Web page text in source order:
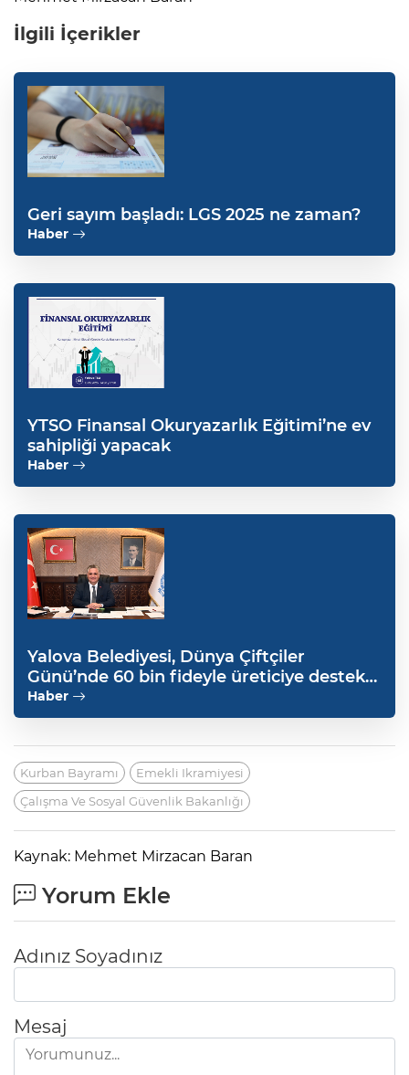
İlgili İçerikler
Geri sayım başladı: LGS 2025 ne zaman?
Haber
YTSO Finansal Okuryazarlık Eğitimi’ne ev
sahipliği yapacak
Haber
Yalova Belediyesi, Dünya Çiftçiler
Günü’nde 60 bin fideyle üreticiye destek
verecek
Haber
Kurban Bayramı
Emekli Ikramiyesi
Çalışma Ve Sosyal Güvenlik Bakanlığı
Kaynak: Mehmet Mirzacan Baran
Yorum Ekle
Adınız Soyadınız
Mesaj